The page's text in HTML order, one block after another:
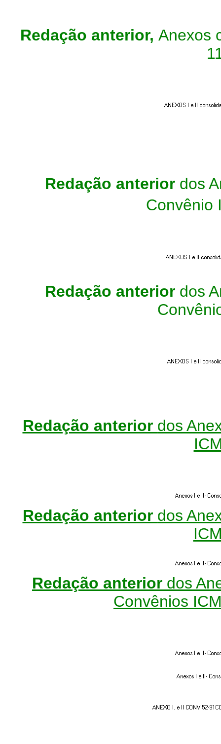
Redação anterior, Anexos
Redação anterior dos
Convênio
Redação anterior dos
Redação anterior dos
Redação anterior dos
Redação anterior dos
Convênios